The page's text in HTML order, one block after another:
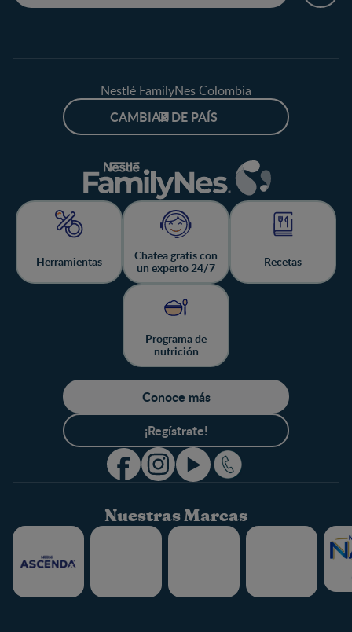
Nestlé FamilyNes Colombia
CAMBIAR DE PAÍS
Herramientas
Chatea gratis con
un experto 24/7
Recetas
Programa de
nutrición
Conoce más
¡Regístrate!
Nuestras Marcas